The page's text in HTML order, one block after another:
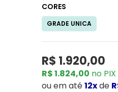
R$ 1.920,00
R$ 1.824,00 no PIX
ouem até12xde
CORES
GRADE UNICA